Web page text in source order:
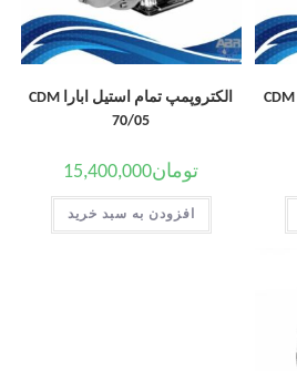
الکتروپمپ تمام استیل ابارا CDM
الکتروپمپ تمام استیل ابارا CDM
70/05
تومان15,400,000
افزودن به سبد خرید